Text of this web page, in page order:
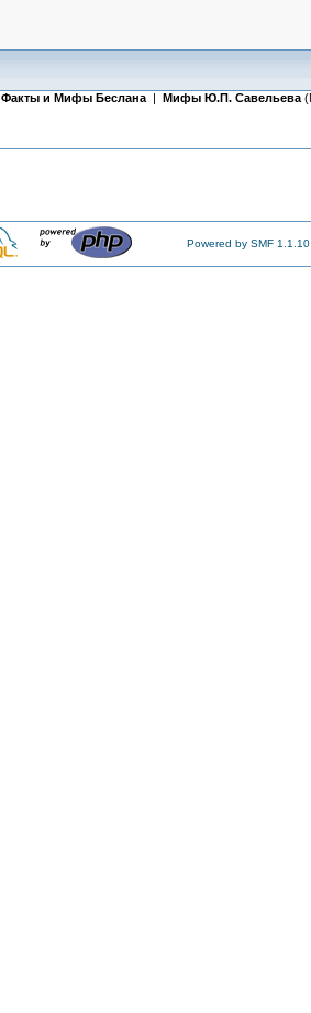
Факты и Мифы Беслана | Мифы Ю.П. Савельева
Powered by SMF 1.1.10